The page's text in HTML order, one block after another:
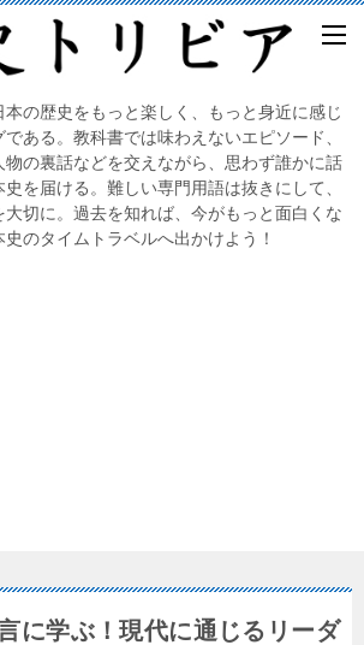
本の歴史をもっと楽しく、もっと身近に感じ
ある。教科書では味わえないエピソード、
の裏話などを交えながら、思わず誰かに話
を届ける。難しい専門用語は抜きにして、
切に。過去を知れば、今がもっと面白くな
のタイムトラベルへ出かけよう！
に学ぶ！現代に通じるリーダ